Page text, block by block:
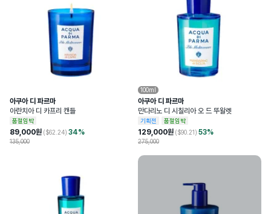
아쿠아 디 파르마
아란치아 디 카프리 캔들
품절임박
89,000원 ($62.24) 34%
135,000
100ml
아쿠아 디 파르마
만다리노 디 시칠리아 오 드 뚜왈렛
기획전 품절임박
129,000원 ($90.21) 53%
275,000